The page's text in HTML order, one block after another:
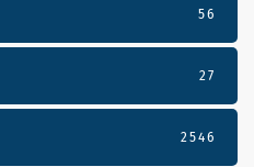
56
27
2546